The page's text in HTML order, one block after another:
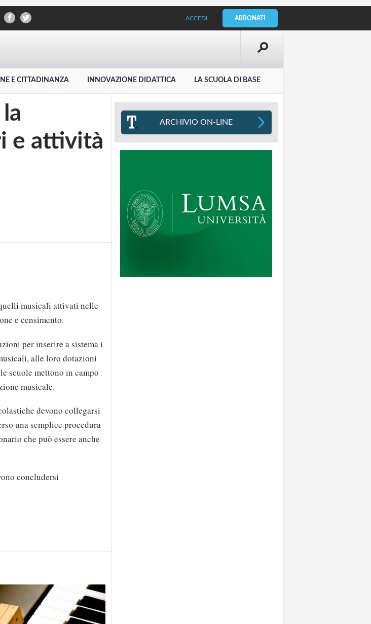
ACCEDI ABBONATI
E CITTADINANZA INNOVAZIONE DIDATTICA LA SCUOLA DI BASE
e attività
musicali attivati nelle
e censimento.
per inserire a sistema i
alle loro dotazioni
scuole mettono in campo
musicale.
devono collegarsi
una semplice procedura
che può essere anche
concludersi
ARCHIVIO ON-LINE